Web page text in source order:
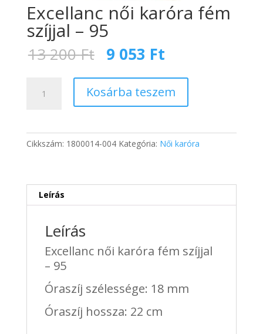
Excellanc női karóra fém
szíjjal – 95
13 200Ft Original
price
was:
13
200 Ft.
9 053 Ft
is:
9
053 Ft.
szíjjal
Kosárba teszem
Cikkszám: 1800014-004 Kategória: Női karóra
Leírás
Leírás
Excellanc női karóra fém szíjjal
– 95
Óraszíj szélessége: 18 mm
Óraszíj hossza: 22 cm